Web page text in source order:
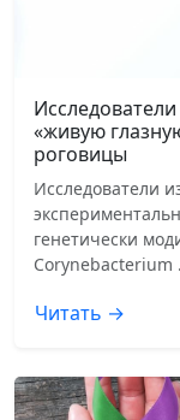
«живую
роговицы
Исследователи
генетически
Corynebacterium
Читать →